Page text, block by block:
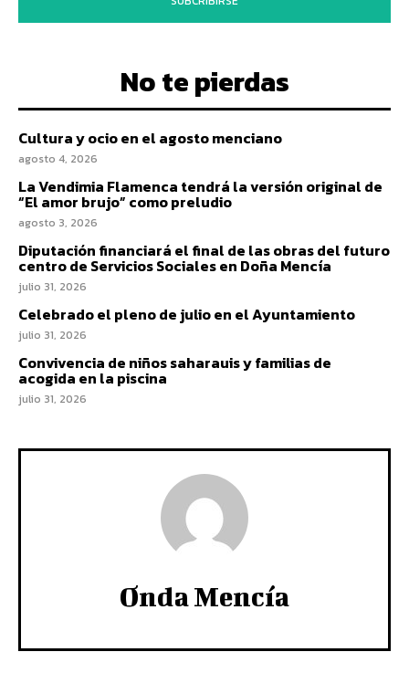
No te pierdas
Cultura y ocio en el agosto menciano
agosto 4, 2026
La Vendimia Flamenca tendrá la versión original de
“El amor brujo” como preludio
agosto 3, 2026
Diputación financiará el final de las obras del futuro
centro de Servicios Sociales en Doña Mencía
julio 31, 2026
Celebrado el pleno de julio en el Ayuntamiento
julio 31, 2026
Convivencia de niños saharauis y familias de
acogida en la piscina
julio 31, 2026
Onda Mencía